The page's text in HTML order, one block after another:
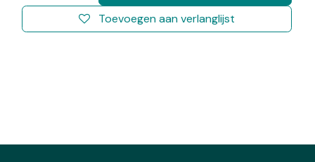
Toevoegen aan verlanglijst